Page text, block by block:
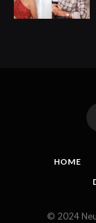
HOME
© 2024